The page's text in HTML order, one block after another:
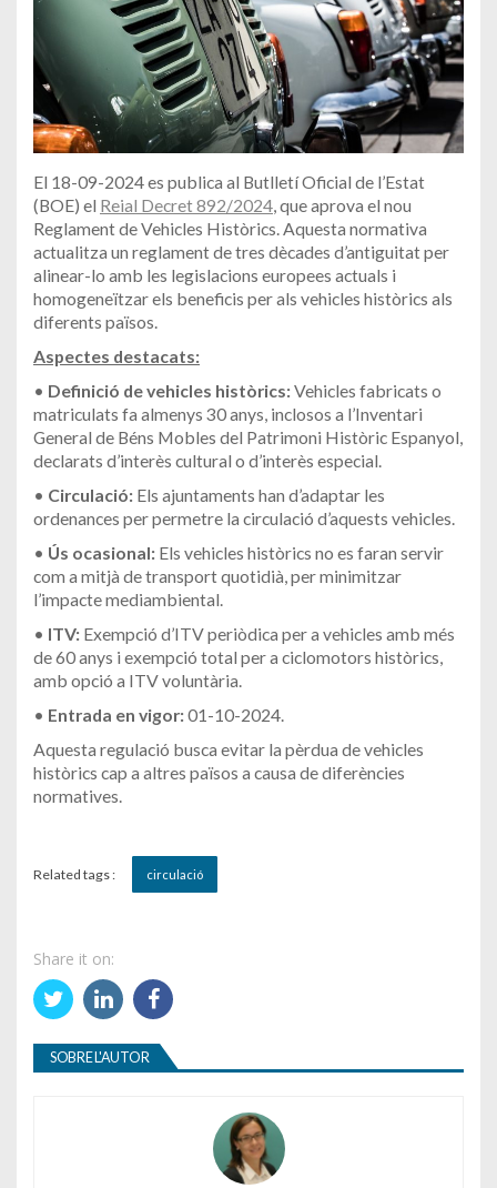
El 18-09-2024 es publica al Butlletí Oficial de l’Estat
(BOE) el Reial Decret 892/2024, que aprova el nou
Reglament de Vehicles Històrics. Aquesta normativa
actualitza un reglament de tres dècades d’antiguitat per
alinear-lo amb les legislacions europees actuals i
homogeneïtzar els beneficis per als vehicles històrics als
diferents països.
Aspectes destacats:
• Definició de vehicles històrics: Vehicles fabricats o
matriculats fa almenys 30 anys, inclosos a l’Inventari
General de Béns Mobles del Patrimoni Històric Espanyol,
declarats d’interès cultural o d’interès especial.
• Circulació: Els ajuntaments han d’adaptar les
ordenances per permetre la circulació d’aquests vehicles.
• Ús ocasional: Els vehicles històrics no es faran servir
com a mitjà de transport quotidià, per minimitzar
l’impacte mediambiental.
• ITV: Exempció d’ITV periòdica per a vehicles amb més
de 60 anys i exempció total per a ciclomotors històrics,
amb opció a ITV voluntària.
• Entrada en vigor: 01-10-2024.
Aquesta regulació busca evitar la pèrdua de vehicles
històrics cap a altres països a causa de diferències
normatives.
Related tags : circulació
Share it on:
SOBRE L'AUTOR